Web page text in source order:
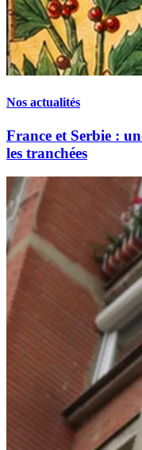
Nos actualités
France et Serbie :
les tranchées